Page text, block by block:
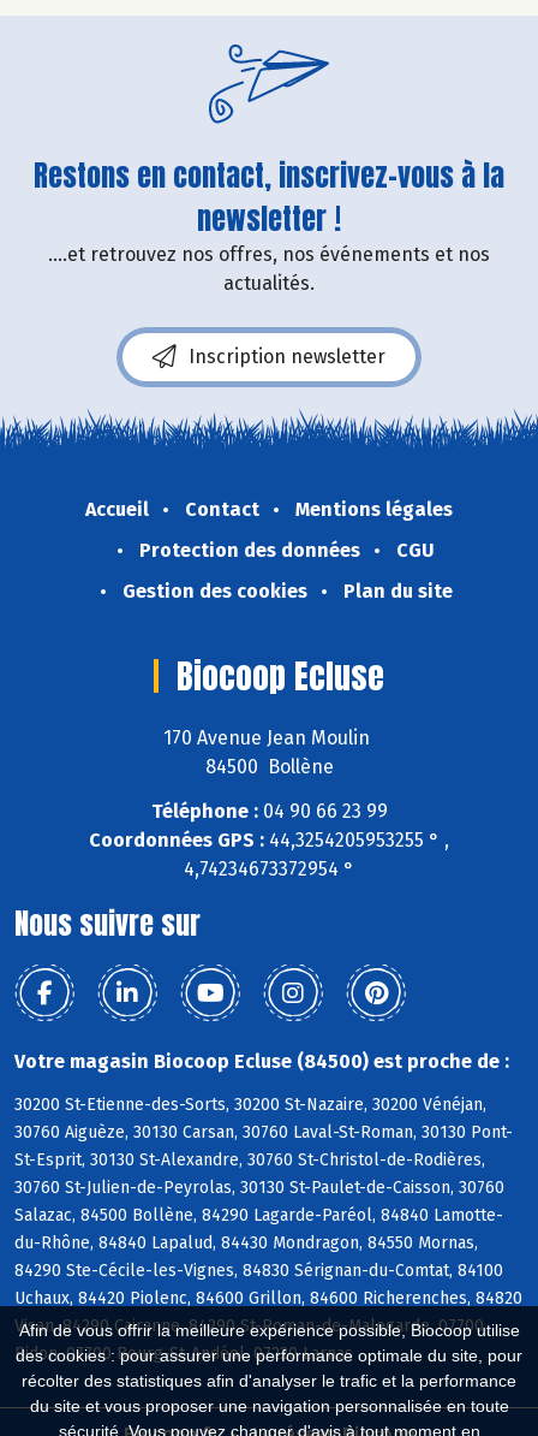
Afin de vous offrir la meilleure expérience possible, Biocoop utilise
des cookies : pour assurer une performance optimale du site, pour
récolter des statistiques afin d'analyser le trafic et la performance
du site et vous proposer une navigation personnalisée en toute
sécurité. Vous pouvez changer d'avis à tout moment en
Restons en contact, inscrivez-vous à la
newsletter !
....et retrouvez nos offres, nos événements et nos
actualités.
Inscription newsletter
Accueil Contact
Mentions légales
Protection des données
CGU
Gestion des cookies
Plan du site
Biocoop Ecluse
170 Avenue Jean Moulin
84500 Bollène
Téléphone :04 90 66 23 99
Coordonnées GPS : 44,3254205953255 ° ,
4,74234673372954 °
Nous suivre sur
Votre magasin Biocoop Ecluse (84500) est proche de :
30200 St-Etienne-des-Sorts, 30200 St-Nazaire, 30200 Vénéjan,
30760 Aiguèze, 30130 Carsan, 30760 Laval-St-Roman, 30130 Pont-
St-Esprit, 30130 St-Alexandre, 30760 St-Christol-de-Rodières,
30760 St-Julien-de-Peyrolas, 30130 St-Paulet-de-Caisson, 30760
Salazac, 84500 Bollène, 84290 Lagarde-Paréol, 84840 Lamotte-
du-Rhône, 84840 Lapalud, 84430 Mondragon, 84550 Mornas,
84290 Ste-Cécile-les-Vignes, 84830 Sérignan-du-Comtat, 84100
Uchaux, 84420 Piolenc, 84600 Grillon, 84600 Richerenches, 84820
Visan, 84290 Cairanne, 84290 St-Roman-de-Malegarde, 07700
Bidon, 07700 Bourg-St-Andéol, 07220 Larnas